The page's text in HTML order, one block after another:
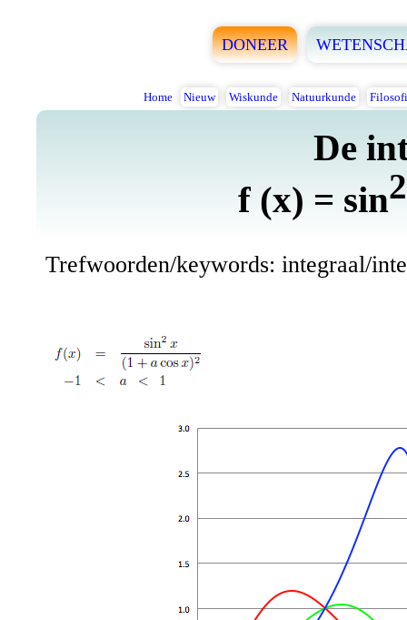
DONEER
Home Nieuw Wiskunde Natuurkunde
De
f (x) = sin2
Trefwoorden/keywords: integraal/